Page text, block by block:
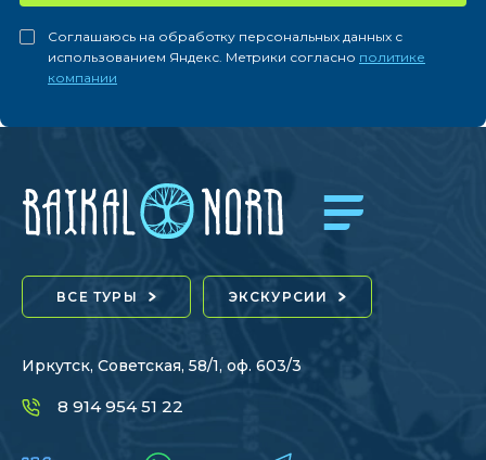
Соглашаюсь на обработку персональных данных с
использованием Яндекс. Метрики согласно политике
компании
ВСЕ ТУРЫ ЭКСКУРСИИ
Иркутск, Советская, 58/1, оф. 603/3
8 914 954 51 22